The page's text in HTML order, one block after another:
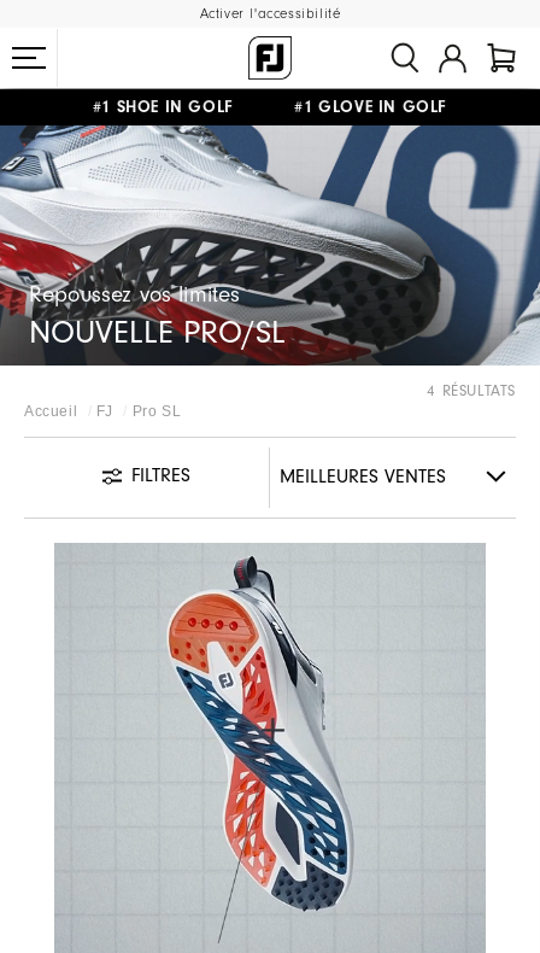
Activer l'accessibilité
#1 SHOE IN GOLF #1 GLOVE IN GOLF
LIVRAISON OFFERTE
DÈS 99€+ RETOUR GRATUIT
Repoussez vos limites
NOUVELLE PRO/SL
Accueil FJ Pro SL
4 RÉSULTATS
FILTRES